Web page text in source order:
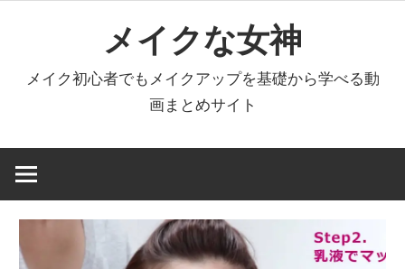
へ
キ
メイクな女神
メイク初心者でもメイクアップを基礎から学べる動
画まとめサイト